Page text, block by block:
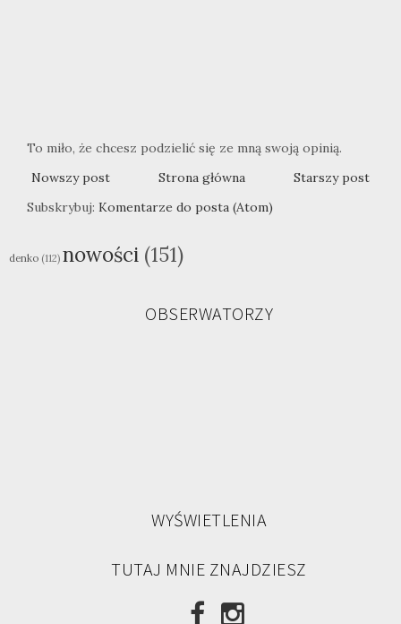
To miło, że chcesz podzielić się ze mną swoją opinią.
Nowszy post
Starszy post
Strona główna
Subskrybuj: Komentarze do posta (Atom)
denko (112) nowości (151)
OBSERWATORZY
WYŚWIETLENIA
TUTAJ MNIE ZNAJDZIESZ